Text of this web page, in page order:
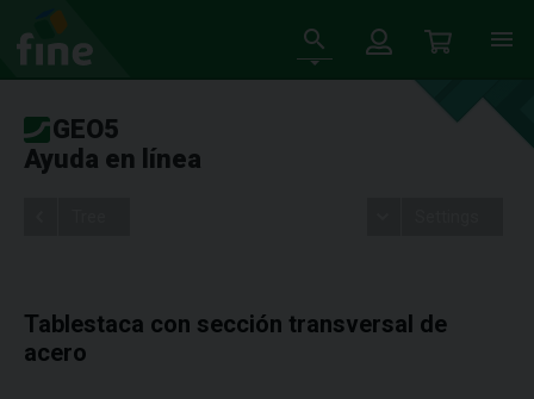
GEO5
Ayuda en línea
Tablestaca con sección transversal de
acero